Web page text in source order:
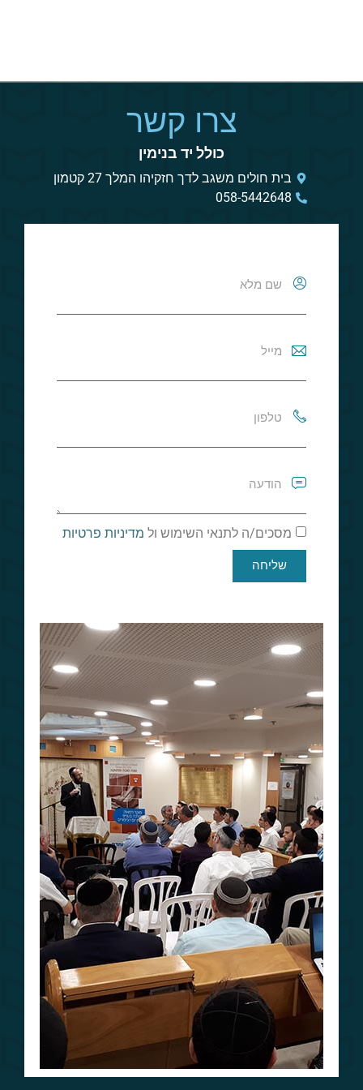
צרו קשר
כולל יד בנימין
בית חולים משגב לדך חזקיהו המלך 27 קטמון
058-5442648
מסכים/ה לתנאי השימוש ול מדיניות פרטיות
שליחה